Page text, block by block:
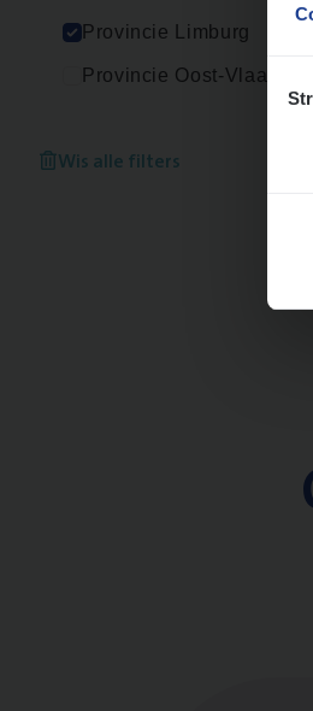
Provincie Limburg
Provincie Oost-
Wis alle filters